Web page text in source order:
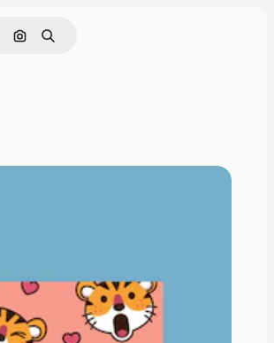
Поиск по изображению
Поиск